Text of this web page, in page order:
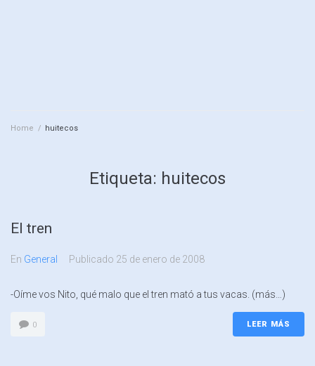
Home / huitecos
Etiqueta: huitecos
El tren
En General Publicado 25 de enero de 2008
-Oíme vos Nito, qué malo que el tren mató a tus vacas. (más…)
0 LEER MÁS